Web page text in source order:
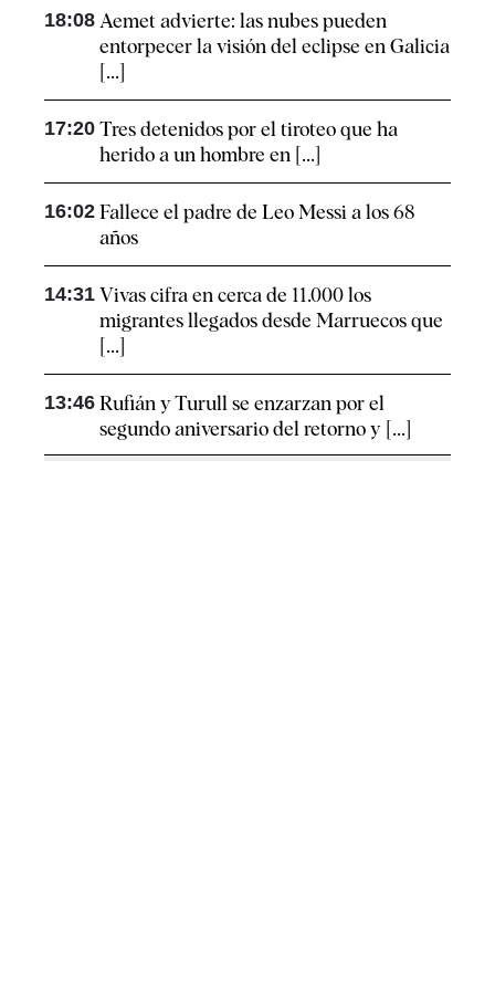
18:08 Aemet advierte: las nubes pueden
entorpecer la visión del eclipse en Galicia
[...]
17:20 Tres detenidos por el tiroteo que ha
herido a un hombre en [...]
16:02 Fallece el padre de Leo Messi a los 68
años
14:31 Vivas cifra en cerca de 11.000 los
migrantes llegados desde Marruecos que
[...]
13:46 Rufián y Turull se enzarzan por el
segundo aniversario del retorno y [...]